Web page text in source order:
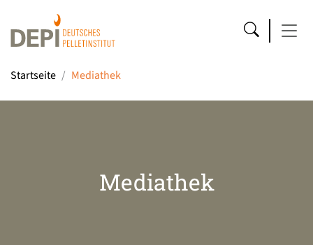
Startseite Mediathek
Mediathek